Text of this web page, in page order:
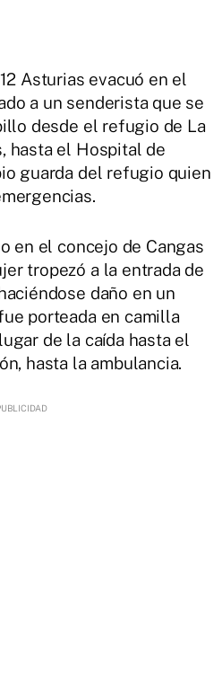
Asturias evacuó en el
a un senderista que se
desde el refugio de La
hasta el Hospital de
guarda del refugio quien
en el concejo de Cangas
tropezó a la entrada de
daño en un
porteada en camilla
de la caída hasta el
hasta la ambulancia.